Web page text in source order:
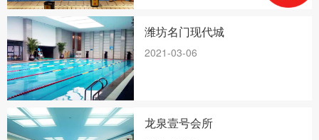
潍坊名门现代城
2021-03-06
龙泉壹号会所